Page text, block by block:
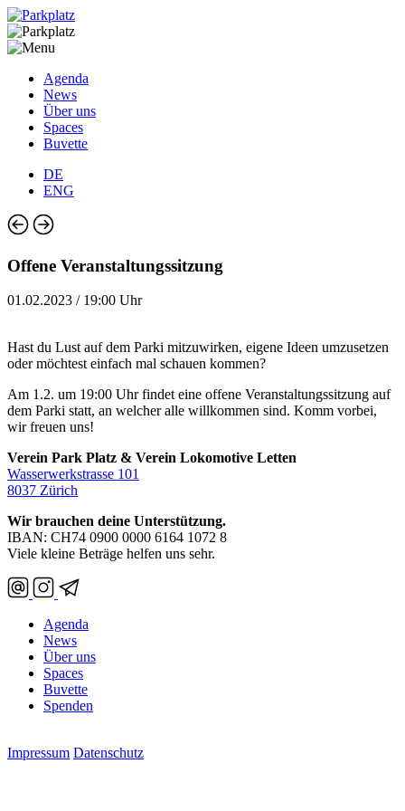
Agenda
News
Über uns
Spaces
Buvette
DE
ENG
Offene Veranstaltungssitzung
01.02.2023 / 19:00 Uhr
Hast du Lust auf dem Parki mitzuwirken, eigene Ideen umzusetzen
oder möchtest einfach mal schauen kommen?
Am 1.2. um 19:00 Uhr findet eine offene Veranstaltungssitzung auf
dem Parki statt, an welcher alle willkommen sind. Komm vorbei,
wir freuen uns!
Verein Park Platz & Verein Lokomotive Letten
Wasserwerkstrasse 101
8037 Zürich
Wir brauchen deine Unterstützung.
IBAN: CH74 0900 0000 6164 1072 8
Viele kleine Beträge helfen uns sehr.
Agenda
News
Über uns
Spaces
Buvette
Spenden
Impressum Datenschutz